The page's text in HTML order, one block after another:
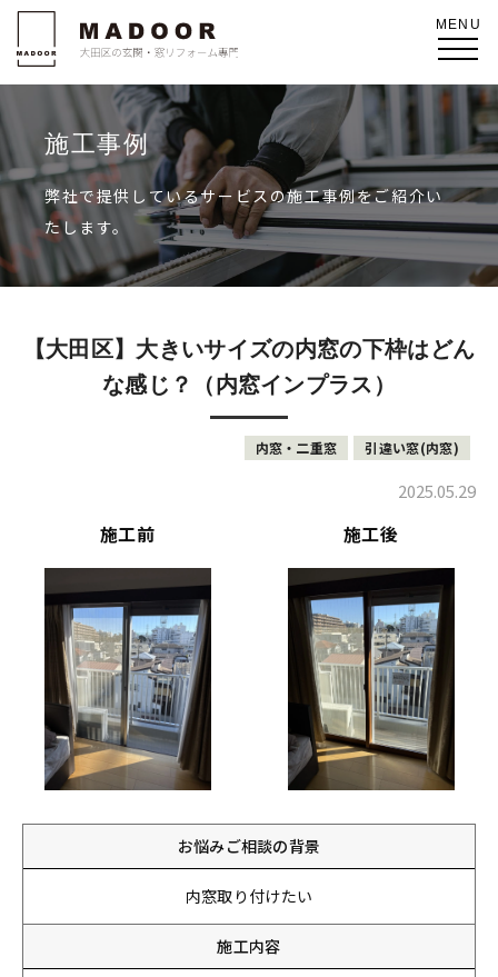
施工事例
弊社で提供しているサービスの施工事例をご紹介い
たします。
【大田区】大きいサイズの内窓の下枠はどん
な感じ？（内窓インプラス）
内窓・二重窓 引違い窓(内窓)
2025.05.29
施工前 施工後
お悩みご相談の背景
内窓取り付けたい
施工内容